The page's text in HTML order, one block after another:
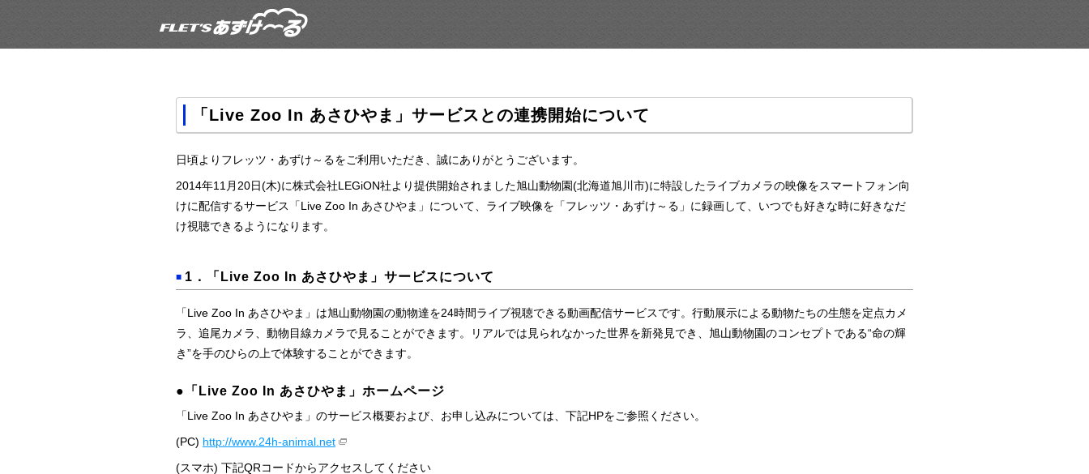
「Live Zoo In あさひやま」サービスとの連携開始について
日頃よりフレッツ・あずけ～るをご利用いただき、誠にありがとうございます。
2014年11月20日(木)に株式会社LEGiON社より提供開始されました旭山動物園(北海道旭川市)に特設したライブカメラの映像をスマートフォン向
けに配信するサービス「Live Zoo In あさひやま」について、ライブ映像を「フレッツ・あずけ～る」に録画して、いつでも好きな時に好きなだ
け視聴できるようになります。
■ 1．「Live Zoo In あさひやま」サービスについて
「Live Zoo In あさひやま」は旭山動物園の動物達を24時間ライブ視聴できる動画配信サービスです。行動展示による動物たちの生態を定点カメ
ラ、追尾カメラ、動物目線カメラで見ることができます。リアルでは見られなかった世界を新発見でき、旭山動物園のコンセプトである“命の輝
き”を手のひらの上で体験することができます。
●「Live Zoo In あさひやま」ホームページ
「Live Zoo In あさひやま」のサービス概要および、お申し込みについては、下記HPをご参照ください。
(PC) http://www.24h-animal.net
(スマホ) 下記QRコードからアクセスしてください